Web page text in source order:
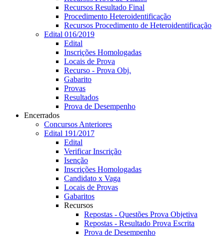
Recursos Resultado Final
Procedimento Heteroidentificação
Recursos Procedimento de Heteroidentificação
Edital 016/2019
Edital
Inscrições Homologadas
Locais de Prova
Recurso - Prova Obj.
Gabarito
Provas
Resultados
Prova de Desempenho
Encerrados
Concursos Anteriores
Edital 191/2017
Edital
Verificar Inscrição
Isenção
Inscrições Homologadas
Candidato x Vaga
Locais de Provas
Gabaritos
Recursos
Repostas - Questões Prova Objetiva
Repostas - Resultado Prova Escrita
Prova de Desempenho